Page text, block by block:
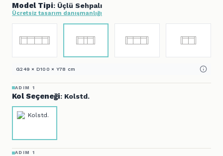
Model Tipi: Üçlü Sehpalı
Ücretsiz tasarım danışmanlığı
G249 × D100 × Y78 cm
ADIM 1
Kol Seçeneği: Kolstd.
ADIM 1